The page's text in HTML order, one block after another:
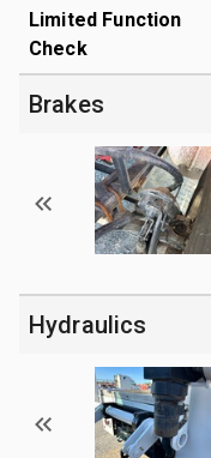
Limited Function
Check
Brakes
Hydraulics